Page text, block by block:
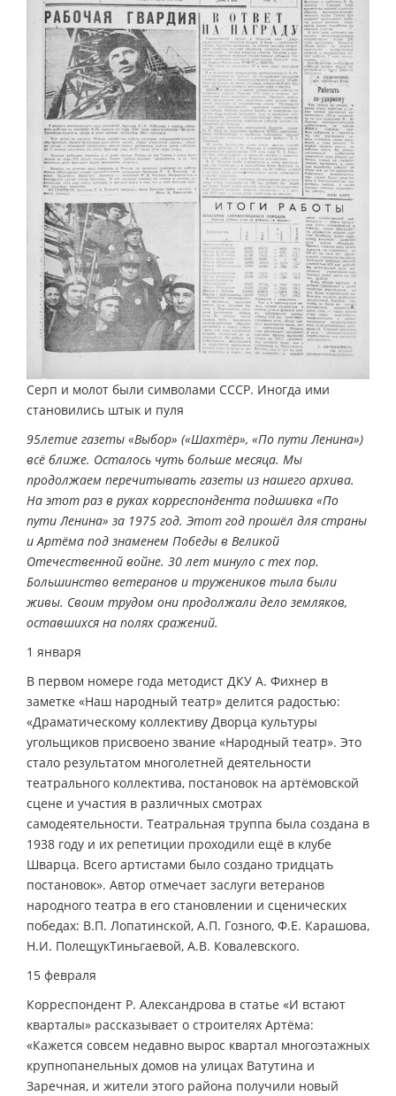
Серп и молот были символами СССР. Иногда ими
становились штык и пуля
95­летие газеты «Выбор» («Шахтёр», «По пути Ленина»)
всё ближе. Осталось чуть больше месяца. Мы
продолжаем перечитывать газеты из нашего архива.
На этот раз в руках корреспондента подшивка «По
пути Ленина» за 1975 год. Этот год прошёл для страны
и Артёма под знаменем Победы в Великой
Отечественной войне. 30 лет минуло с тех пор.
Большинство ветеранов и тружеников тыла были
живы. Своим трудом они продолжали дело земляков,
оставшихся на полях сражений.
1 января
В первом номере года методист ДКУ А. Фихнер в
заметке «Наш народный театр» делится радостью:
«Драматическому коллективу Дворца культуры
угольщиков присвоено звание «Народный театр». Это
стало результатом многолетней деятельности
театрального коллектива, постановок на артёмовской
сцене и участия в различных смотрах
самодеятельности. Театральная труппа была создана в
1938 году и их репетиции проходили ещё в клубе
Шварца. Всего артистами было создано тридцать
постановок». Автор отмечает заслуги ветеранов
народного театра в его становлении и сценических
победах: В.П. Лопатинской, А.П. Гозного, Ф.Е. Карашова,
Н.И. Полещук­Тиньгаевой, А.В. Ковалевского.
15 февраля
Корреспондент Р. Александрова в статье «И встают
кварталы» рассказывает о строителях Артёма:
«Кажется совсем недавно вырос квартал многоэтажных
крупнопанельных домов на улицах Ватутина и
Заречная, и жители этого района получили новый